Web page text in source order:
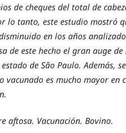
de cheques del total de
lo tanto, este estudio mostró
en los años
de este hecho el gran auge
de São Paulo. Además,
vacunado es mucho mayor en
aftosa. Vacunación. Bovino.